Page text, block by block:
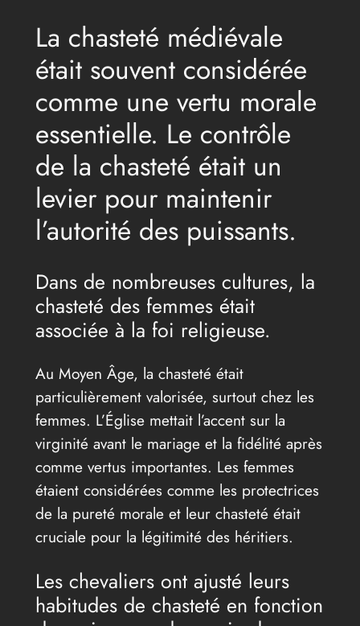
La chasteté médiévale
était souvent considérée
comme une vertu morale
essentielle. Le contrôle
de la chasteté était un
levier pour maintenir
l’autorité des puissants.
Dans de nombreuses cultures, la
chasteté des femmes était
associée à la foi religieuse.
Au Moyen Âge, la chasteté était
particulièrement valorisée, surtout chez les
femmes. L’Église mettait l’accent sur la
virginité avant le mariage et la fidélité après
comme vertus importantes. Les femmes
étaient considérées comme les protectrices
de la pureté morale et leur chasteté était
cruciale pour la légitimité des héritiers.
Les chevaliers ont ajusté leurs
habitudes de chasteté en fonction